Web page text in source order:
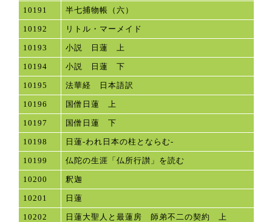
10191 半七捕物帳（六）
10192 リトル・マーメイド
10193 小説 日蓮 上
10194 小説 日蓮 下
10195 法華経 日本語訳
10196 国僧日蓮 上
10197 国僧日蓮 下
10198 日蓮-われ日本の柱とならむ-
10199 仏陀の生涯「仏所行讃」を読む
10200 釈迦
10201 日蓮
10202 日蓮大聖人と最蓮房 師弟不二の契約 上